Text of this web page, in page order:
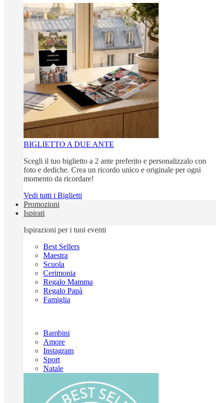
BIGLIETTO A DUE ANTE
Scegli il tuo biglietto a 2 ante preferito e personalizzalo con
foto e dediche. Crea un ricordo unico e originale per ogni
momento da ricordare!
Vedi tutti i Biglietti
Promozioni
Ispirati
Ispirazioni per i tuoi eventi
Best Sellers
Maestra
Scuola
Cerimonia
Regalo Mamma
Regalo Papà
Famiglia
Bambini
Amore
Instagram
Sport
Natale